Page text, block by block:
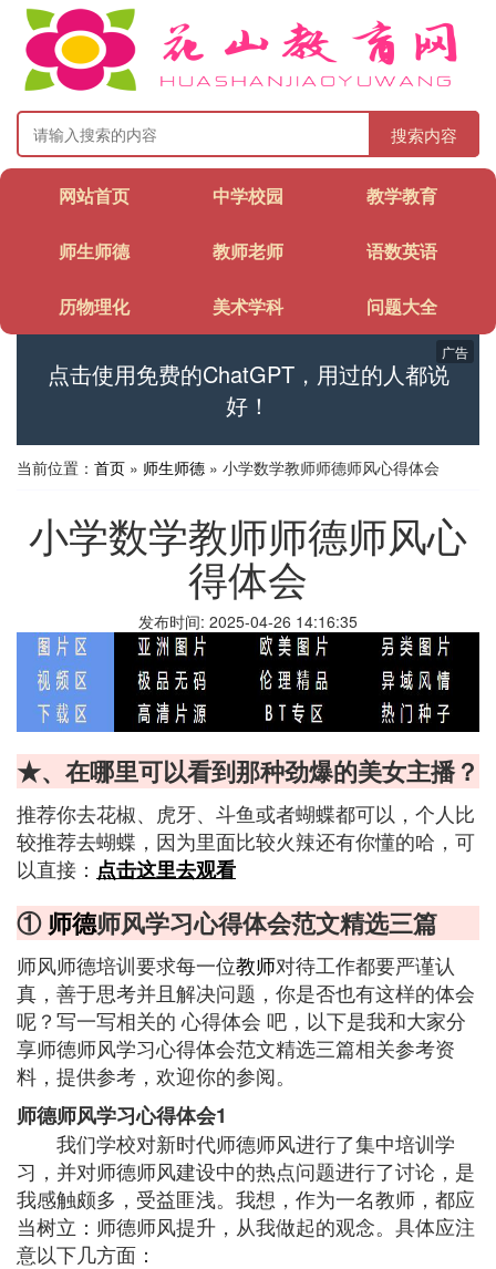
搜索内容
网站首页 中学校园 教学教育
师生师德 教师老师 语数英语
历物理化 美术学科 问题大全
点击使用免费的ChatGPT，用过的人都说
好！
广告
当前位置： 首页 » 师生师德 » 小学数学教师师德师风心得体会
小学数学教师师德师风心
得体会
发布时间: 2025-04-26 14:16:35
★、在哪里可以看到那种劲爆的美女主播？
推荐你去花椒、虎牙、斗鱼或者蝴蝶都可以，个人比
较推荐去蝴蝶，因为里面比较火辣还有你懂的哈，可
以直接： 点击这里去观看
① 师德师风学习心得体会范文精选三篇
师风师德培训要求每一位教师对待工作都要严谨认
真，善于思考并且解决问题，你是否也有这样的体会
呢？写一写相关的 心得体会 吧，以下是我和大家分
享师德师风学习心得体会范文精选三篇相关参考资
料，提供参考，欢迎你的参阅。
师德师风学习心得体会1
我们学校对新时代师德师风进行了集中培训学
习，并对师德师风建设中的热点问题进行了讨论，是
我感触颇多，受益匪浅。我想，作为一名教师，都应
当树立：师德师风提升，从我做起的观念。具体应注
意以下几方面：